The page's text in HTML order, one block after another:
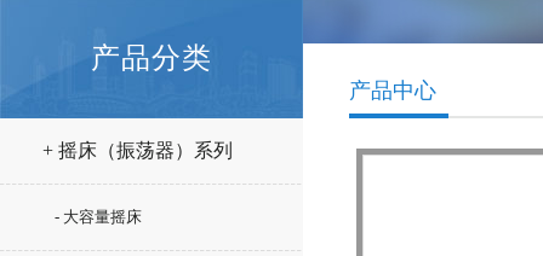
产品分类
+ 摇床（振荡器）系列
- 大容量摇床
产品中心